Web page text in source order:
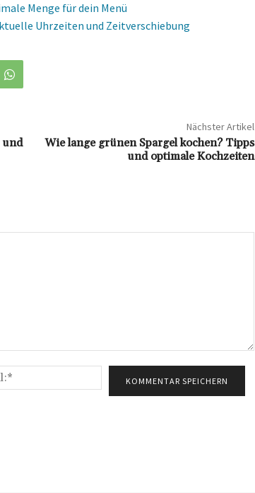
Menge für dein Menü
Uhrzeiten und Zeitverschiebung
und
Nächster Artikel
Wie lange grünen Spargel kochen? Tipps
und optimale Kochzeiten
Mail:*